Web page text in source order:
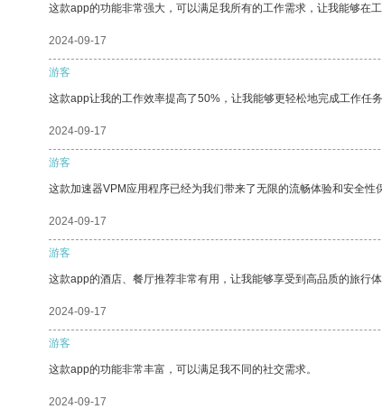
这款app的功能非常强大，可以满足我所有的工作需求，让我能够在工
2024-09-17
游客
这款app让我的工作效率提高了50%，让我能够更轻松地完成工作任
2024-09-17
游客
这款加速器VPM应用程序已经为我们带来了无限的流畅体验和安全性
2024-09-17
游客
这款app的酒店、餐厅推荐非常有用，让我能够享受到高品质的旅行体
2024-09-17
游客
这款app的功能非常丰富，可以满足我不同的社交需求。
2024-09-17